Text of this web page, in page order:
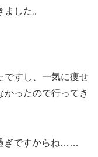
した。
ですし、一気に痩せ
かったので行ってき
ぎですからね……